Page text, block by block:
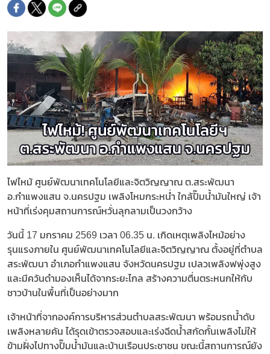
ไฟไหม้ ศูนย์พัฒนาเทคโนโลยีและจิตวิญญาณ ต.สระพัฒนา
อ.กำแพงแสน จ.นครปฐม เพลิงโหมกระหน่ำ ใกล้ปั๊มน้ำมันใหญ่ เจ้า
หน้าที่เร่งคุมสถานการณ์หวั่นลุกลามเป็นวงกว้าง
วันนี้ 17 มกราคม 2569 เวลา 06.35 น. เกิดเหตุเพลิงไหม้อย่าง
รุนแรงภายใน ศูนย์พัฒนาเทคโนโลยีและจิตวิญญาณ ตั้งอยู่ที่ตำบล
สระพัฒนา อำเภอกำแพงแสน จังหวัดนครปฐม เปลวเพลิงฟพุ่งสูง
และมีควันดำมองเห็นได้จากระยะไกล สร้างความตื่นตระหนกให้กับ
ชาวบ้านในพื้นที่เป็นอย่างมาก
เจ้าหน้าที่จากองค์การบริหารส่วนตำบลสระพัฒนา พร้อมรถน้ำดับ
เพลิงหลายคัน ได้รุดเข้าตรวจสอบและเร่งฉีดน้ำสกัดกั้นเพลิงไม่ให้
ข้ามฝั่งไปทางปั๊มน้ำมันและบ้านเรือนประชาชน ขณะนี้สถานการณ์ยัง